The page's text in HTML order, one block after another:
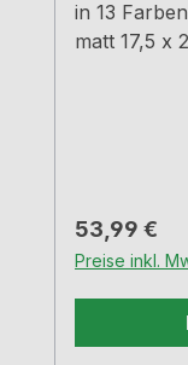
in 13
matt 17,5 x
Regulärer
53,99 €
Preise inkl.